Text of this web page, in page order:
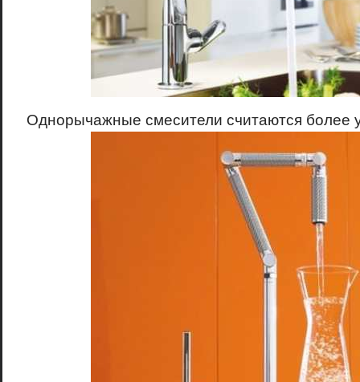
Однорычажные смесители считаются более